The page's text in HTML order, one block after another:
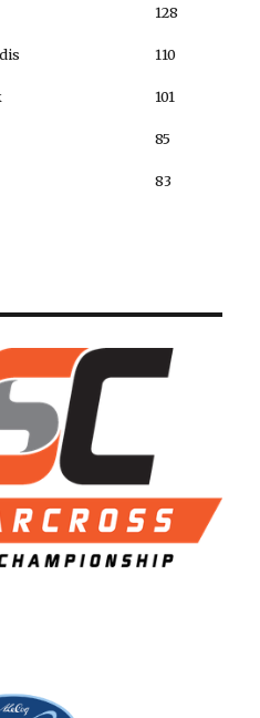
128
110
101
85
83